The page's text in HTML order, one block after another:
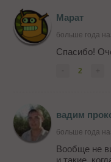
Марат
больше года
Спасибо!
2
вадим
больше года
Вообще не
и такие,